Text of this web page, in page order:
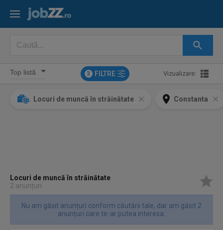
3 FILTRE Vizualizare:
Locuri de muncă în străinătate Constanta
Locuri de muncă în străinătate
2 anunțuri
Nu am găsit anunțuri conform căutării tale, dar am găsit 2
anunțuri care te-ar putea interesa.